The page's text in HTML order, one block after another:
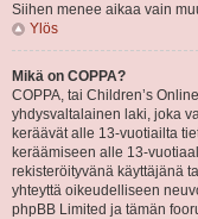
Siihen menee aikaa vain
Ylös
Mikä on COPPA?
COPPA, tai Children’s
yhdysvaltalainen laki, joka
keräävät alle 13-vuotiailta
keräämiseen alle 13-
rekisteröityvänä käyttäjänä
yhteyttä oikeudelliseen
phpBB Limited ja tämän